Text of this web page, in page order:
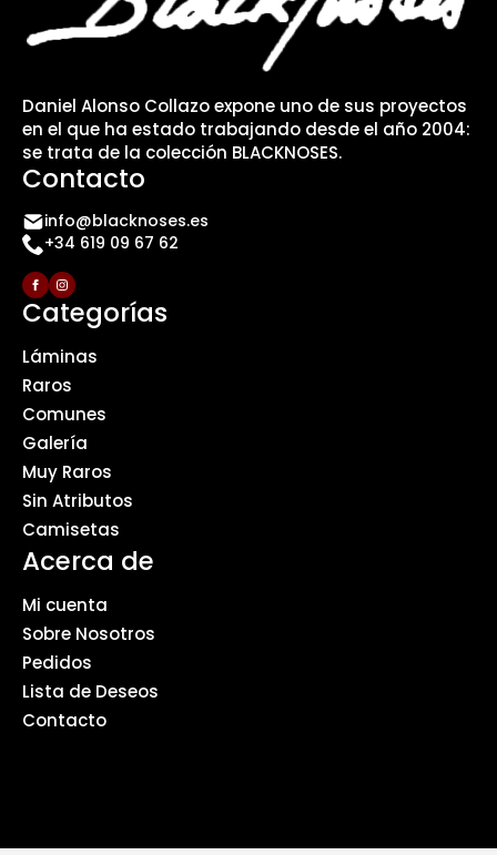
Daniel Alonso Collazo expone uno de sus proyectos
en el que ha estado trabajando desde el año 2004:
se trata de la colección BLACKNOSES.
Contacto
info@blacknoses.es
+34 619 09 67 62
Categorías
Láminas
Raros
Comunes
Galería
Muy Raros
Sin Atributos
Camisetas
Acerca de
Mi cuenta
Sobre Nosotros
Pedidos
Lista de Deseos
Contacto